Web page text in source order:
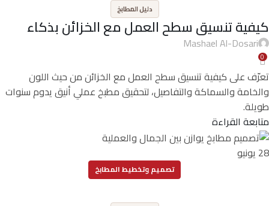
دليل المطابخ
كيفية تنسيق سطح العمل مع الخزائن بذكاء
Mashael Al-Dosari
0
تعرّف على كيفية تنسيق سطح العمل مع الخزائن من حيث اللون
والخامة والسماكة والتفاصيل، لتحقيق مطبخ عملي أنيق يدوم سنوات
طويلة.
متابعة القراءة
28 يونيو
تصميم وتخطيط المطابخ